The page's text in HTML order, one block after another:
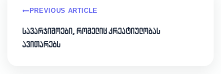
PREVIOUS ARTICLE
სავარჯიშოები, რომელიც კრეატიულობას
ავითარებს